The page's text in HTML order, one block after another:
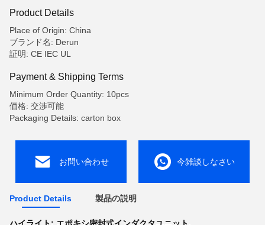
Product Details
Place of Origin: China
ブランド名: Derun
証明: CE IEC UL
Payment & Shipping Terms
Minimum Order Quantity: 10pcs
価格: 交渉可能
Packaging Details: carton box
お問い合わせ 今雑談しなさい
Product Details 製品の説明